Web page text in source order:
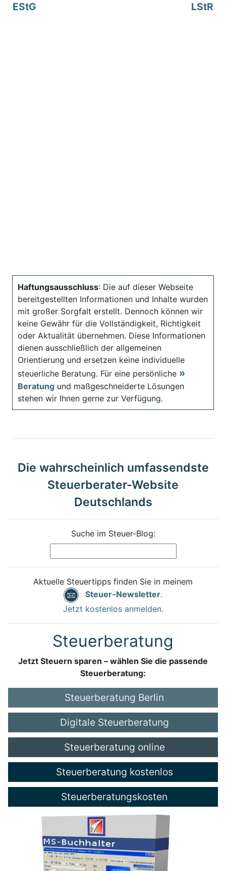
EStG LStR
Haftungsausschluss: Die auf dieser Webseite
bereitgestellten Informationen und Inhalte wurden
mit großer Sorgfalt erstellt. Dennoch können wir
keine Gewähr für die Vollständigkeit, Richtigkeit
oder Aktualität übernehmen. Diese Informationen
dienen ausschließlich der allgemeinen
Orientierung und ersetzen keine individuelle
steuerliche Beratung. Für eine persönliche
Beratung und maßgeschneiderte Lösungen
stehen wir Ihnen gerne zur Verfügung.
Die wahrscheinlich umfassendste
Steuerberater-Website
Deutschlands
Suche im Steuer-Blog:
Aktuelle Steuertipps finden Sie in meinem
Steuer-Newsletter.
Jetzt kostenlos anmelden.
Steuerberatung
Jetzt Steuern sparen – wählen Sie die passende
Steuerberatung:
Steuerberatung Berlin
Digitale Steuerberatung
Steuerberatung online
Steuerberatung kostenlos
Steuerberatungskosten